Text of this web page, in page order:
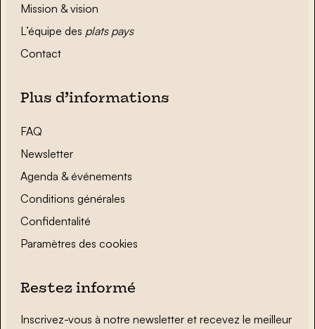
Mission & vision
L’équipe des plats pays
Contact
Plus d’informations
FAQ
Newsletter
Agenda & événements
Conditions générales
Confidentalité
Paramètres des cookies
Restez informé
Inscrivez-vous à notre newsletter et recevez le meilleur